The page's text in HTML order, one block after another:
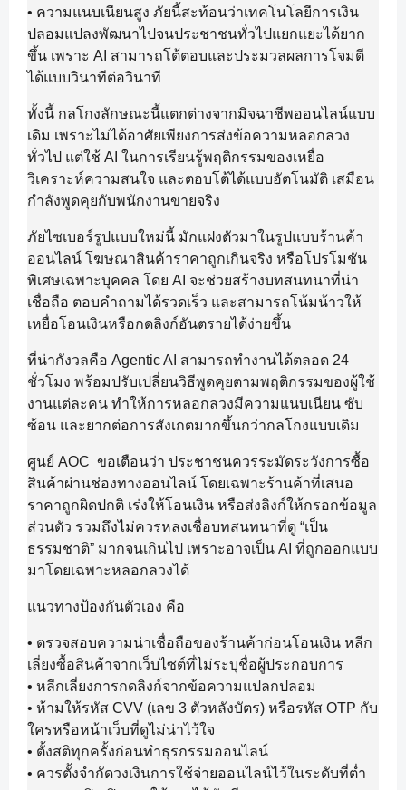
• ความแนบเนียนสูง ภัยนี้สะท้อนว่าเทคโนโลยีการเงิน
ปลอมแปลงพัฒนาไปจนประชาชนทั่วไปแยกแยะได้ยาก
ขึ้น เพราะ AI สามารถโต้ตอบและประมวลผลการโจมตี
ได้แบบวินาทีต่อวินาที
ทั้งนี้ กลโกงลักษณะนี้แตกต่างจากมิจฉาชีพออนไลน์แบบ
เดิม เพราะไม่ได้อาศัยเพียงการส่งข้อความหลอกลวง
ทั่วไป แต่ใช้ AI ในการเรียนรู้พฤติกรรมของเหยื่อ
วิเคราะห์ความสนใจ และตอบโต้ได้แบบอัตโนมัติ เสมือน
กำลังพูดคุยกับพนักงานขายจริง
ภัยไซเบอร์รูปแบบใหม่นี้ มักแฝงตัวมาในรูปแบบร้านค้า
ออนไลน์ โฆษณาสินค้าราคาถูกเกินจริง หรือโปรโมชัน
พิเศษเฉพาะบุคคล โดย AI จะช่วยสร้างบทสนทนาที่น่า
เชื่อถือ ตอบคำถามได้รวดเร็ว และสามารถโน้มน้าวให้
เหยื่อโอนเงินหรือกดลิงก์อันตรายได้ง่ายขึ้น
ที่น่ากังวลคือ Agentic AI สามารถทำงานได้ตลอด 24
ชั่วโมง พร้อมปรับเปลี่ยนวิธีพูดคุยตามพฤติกรรมของผู้ใช้
งานแต่ละคน ทำให้การหลอกลวงมีความแนบเนียน ซับ
ซ้อน และยากต่อการสังเกตมากขึ้นกว่ากลโกงแบบเดิม
ศูนย์ AOC ขอเตือนว่า ประชาชนควรระมัดระวังการซื้อ
สินค้าผ่านช่องทางออนไลน์ โดยเฉพาะร้านค้าที่เสนอ
ราคาถูกผิดปกติ เร่งให้โอนเงิน หรือส่งลิงก์ให้กรอกข้อมูล
ส่วนตัว รวมถึงไม่ควรหลงเชื่อบทสนทนาที่ดู “เป็น
ธรรมชาติ” มากจนเกินไป เพราะอาจเป็น AI ที่ถูกออกแบบ
มาโดยเฉพาะหลอกลวงได้
แนวทางป้องกันตัวเอง คือ
• ตรวจสอบความน่าเชื่อถือของร้านค้าก่อนโอนเงิน หลีก
เลี่ยงซื้อสินค้าจากเว็บไซต์ที่ไม่ระบุชื่อผู้ประกอบการ
• หลีกเลี่ยงการกดลิงก์จากข้อความแปลกปลอม
• ห้ามให้รหัส CVV (เลข 3 ตัวหลังบัตร) หรือรหัส OTP กับ
ใครหรือหน้าเว็บที่ดูไม่น่าไว้ใจ
• ตั้งสติทุกครั้งก่อนทำธุรกรรมออนไลน์
• ควรตั้งจำกัดวงเงินการใช้จ่ายออนไลน์ไว้ในระดับที่ต่ำ